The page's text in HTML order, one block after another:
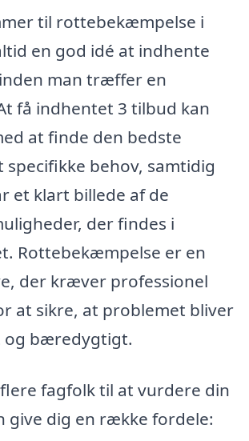
til rottebekæmpelse i
en god idé at indhente
man træffer en
få indhentet 3 tilbud kan
at finde den bedste
specifikke behov, samtidig
et klart billede af de
der findes i
Rottebekæmpelse er en
der kræver professionel
at sikre, at problemet bliver
og bæredygtigt.
fagfolk til at vurdere din
give dig en række fordele: